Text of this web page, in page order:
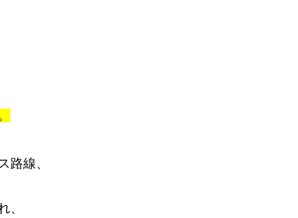
路線、
、